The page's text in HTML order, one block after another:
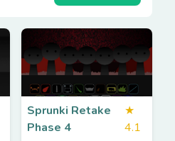
Sprunki Retake
Phase 4
★
4.1